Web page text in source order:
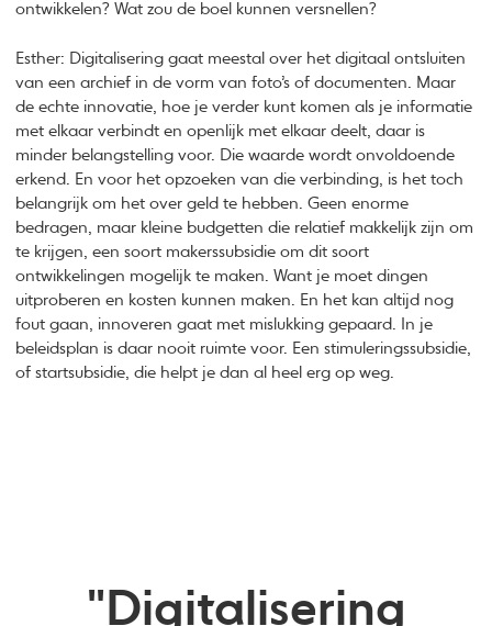
ontwikkelen? Wat zou de boel kunnen versnellen?
Esther: Digitalisering gaat meestal over het digitaal ontsluiten
van een archief in de vorm van foto’s of documenten. Maar
de echte innovatie, hoe je verder kunt komen als je informatie
met elkaar verbindt en openlijk met elkaar deelt, daar is
minder belangstelling voor. Die waarde wordt onvoldoende
erkend. En voor het opzoeken van die verbinding, is het toch
belangrijk om het over geld te hebben. Geen enorme
bedragen, maar kleine budgetten die relatief makkelijk zijn om
te krijgen, een soort makerssubsidie om dit soort
ontwikkelingen mogelijk te maken. Want je moet dingen
uitproberen en kosten kunnen maken. En het kan altijd nog
fout gaan, innoveren gaat met mislukking gepaard. In je
beleidsplan is daar nooit ruimte voor. Een stimuleringssubsidie,
of startsubsidie, die helpt je dan al heel erg op weg.
"Digitalisering